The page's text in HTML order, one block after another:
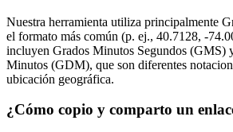
Nuestra herramienta utiliza principalmente
el formato más común (p. ej., 40.7128, -
incluyen Grados Minutos Segundos (GMS)
Minutos (GDM), que son diferentes
ubicación geográfica.
¿Cómo copio y comparto un